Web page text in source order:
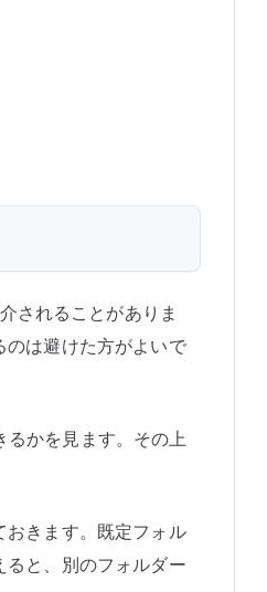
されることがありま
は避けた方がよいで
かを見ます。その上
きます。既定フォル
と、別のフォルダー